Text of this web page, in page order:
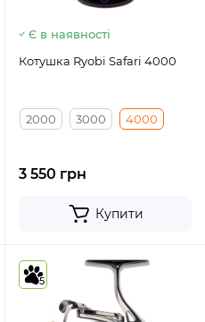
Є в наявності
Котушка Ryobi Safari 4000
2000 3000 4000
3 550 грн
Купити
5